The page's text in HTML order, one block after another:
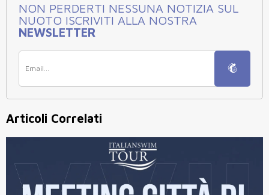
NON PERDERTI NESSUNA NOTIZIA SUL
NUOTO ISCRIVITI ALLA NOSTRA
NEWSLETTER
Articoli Correlati